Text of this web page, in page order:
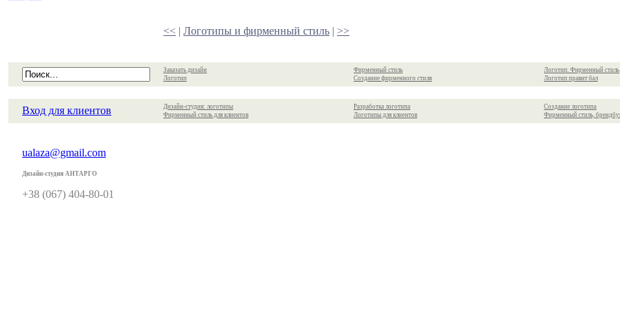
<< | Логотипы и фирменный стиль | >>
Заказать дизайн
Логотип
Фирменный стиль
Создание фирменного стиля
Логотип. Фирменный стиль
Логотип правит бал
Вход для клиентов
Дизайн-студия: логотипы
Фирменный стиль для клиентов
Разработка логотипа
Логотипы для клиентов
Создание логотипа
Фирменный стиль,
ualaza@gmail.com
Дизайн-студия АНТАРГО
+38 (067) 404-80-01